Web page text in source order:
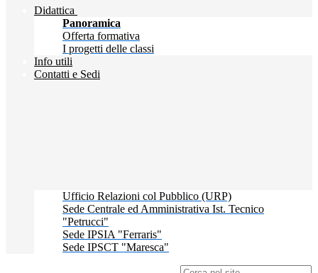
Didattica
Panoramica
Offerta formativa
I progetti delle classi
Info utili
Contatti e Sedi
Ufficio Relazioni col Pubblico (URP)
Sede Centrale ed Amministrativa Ist. Tecnico
"Petrucci"
Sede IPSIA "Ferraris"
Sede IPSCT "Maresca"